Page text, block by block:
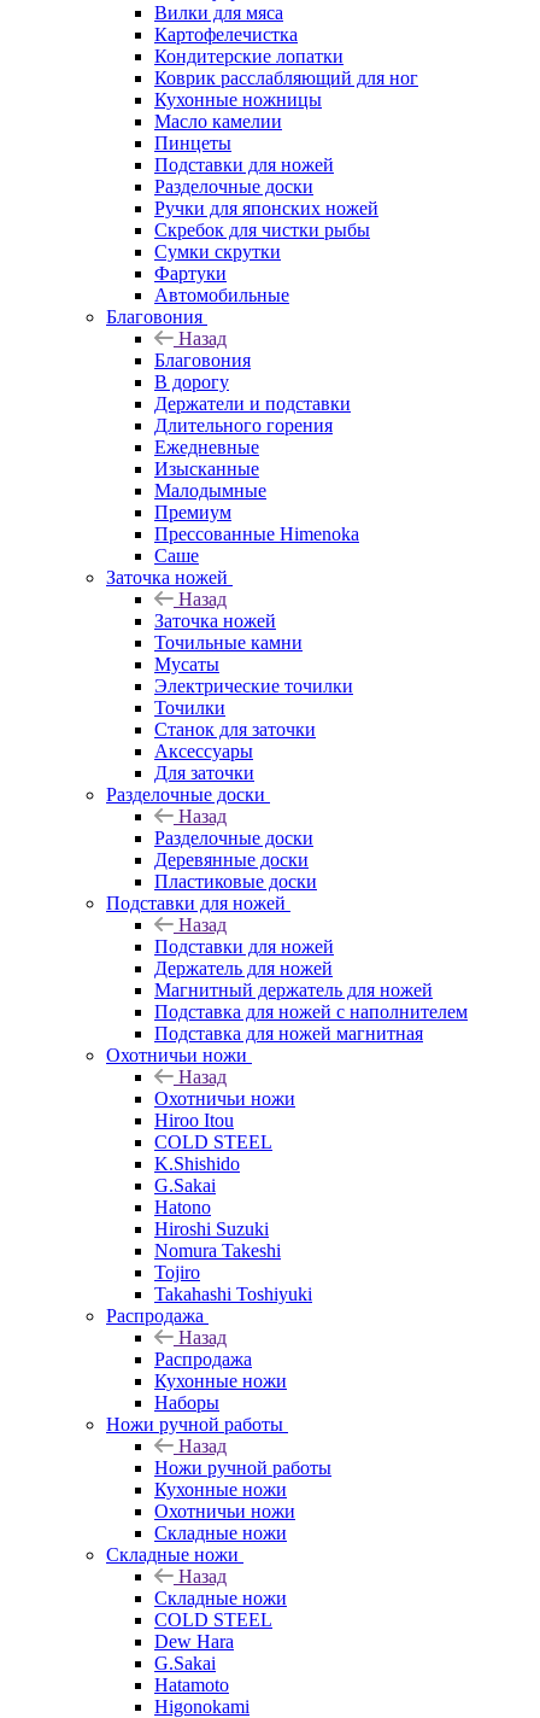
Вилки для мяса
Картофелечистка
Кондитерские лопатки
Коврик расслабляющий для ног
Кухонные ножницы
Масло камелии
Пинцеты
Подставки для ножей
Разделочные доски
Ручки для японских ножей
Скребок для чистки рыбы
Сумки скрутки
Фартуки
Автомобильные
Благовония
Назад
Благовония
В дорогу
Держатели и подставки
Длительного горения
Ежедневные
Изысканные
Малодымные
Премиум
Прессованные Himenoka
Саше
Заточка ножей
Назад
Заточка ножей
Точильные камни
Мусаты
Электрические точилки
Точилки
Станок для заточки
Аксессуары
Для заточки
Разделочные доски
Назад
Разделочные доски
Деревянные доски
Пластиковые доски
Подставки для ножей
Назад
Подставки для ножей
Держатель для ножей
Магнитный держатель для ножей
Подставка для ножей с наполнителем
Подставка для ножей магнитная
Охотничьи ножи
Назад
Охотничьи ножи
Hiroo Itou
COLD STEEL
K.Shishido
G.Sakai
Hatono
Hiroshi Suzuki
Nomura Takeshi
Tojiro
Takahashi Toshiyuki
Распродажа
Назад
Распродажа
Кухонные ножи
Наборы
Ножи ручной работы
Назад
Ножи ручной работы
Кухонные ножи
Охотничьи ножи
Складные ножи
Складные ножи
Назад
Складные ножи
COLD STEEL
Dew Hara
G.Sakai
Hatamoto
Higonokami